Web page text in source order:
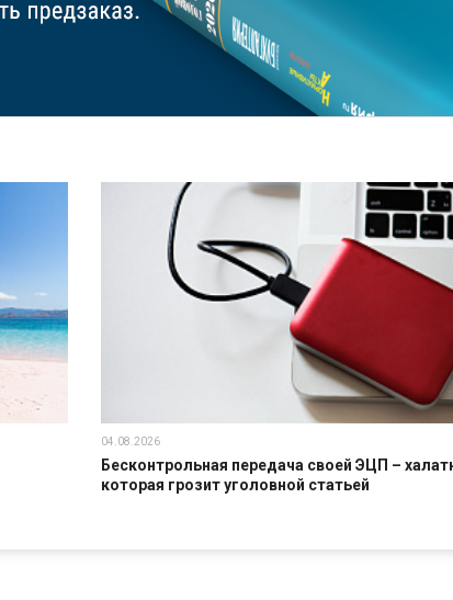
04.08.2026
Бесконтрольная передача своей ЭЦП –
которая грозит уголовной статьей